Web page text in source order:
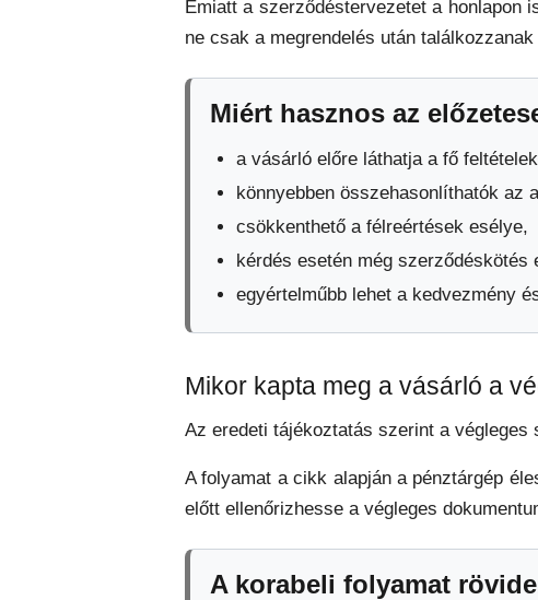
Emiatt a szerződéstervezetet a honlapon
ne csak a megrendelés után
Miért hasznos az
a vásárló előre láthatja a fő
könnyebben összehasonlíthatók az
csökkenthető a félreértések esélye,
kérdés esetén még szerződéskötés
egyértelműbb lehet a kedvezmény
Mikor kapta meg a vásárló a
Az eredeti tájékoztatás szerint a végleges
A folyamat a cikk alapján a pénztárgép
előtt ellenőrizhesse a végleges
A korabeli folyamat